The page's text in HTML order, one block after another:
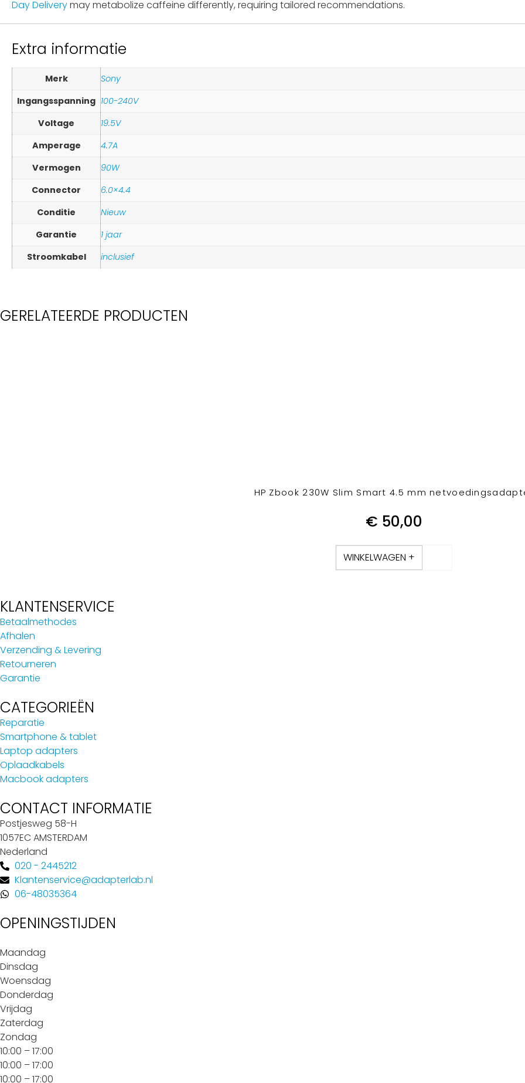
Day Deliverymay metabolize caffeine differently, requiring tailored recommendations.
Extra informatie
Merk
Sony
Ingangsspanning 100-240V
Voltage
19.5V
Amperage
4.7A
Vermogen
90W
Connector
6.0×4.4
Conditie
Nieuw
Garantie
1 jaar
Stroomkabel
inclusief
GERELATEERDE PRODUCTEN
HP Zbook 230W Slim Smart 4.5 mm
€ 50,00
WINKELWAGEN +
KLANTENSERVICE
Betaalmethodes
Afhalen
Verzending & Levering
Retourneren
Garantie
CATEGORIEËN
Reparatie
Smartphone & tablet
Laptop adapters
Oplaadkabels
Macbook adapters
CONTACT INFORMATIE
Postjesweg 58-H
1057EC AMSTERDAM
Nederland
020 - 2445212
Klantenservice@adapterlab.nl
06-48035364
OPENINGSTIJDEN
Maandag
Dinsdag
Woensdag
Donderdag
Vrijdag
Zaterdag
Zondag
10:00 – 17:00
10:00 – 17:00
10:00 – 17:00